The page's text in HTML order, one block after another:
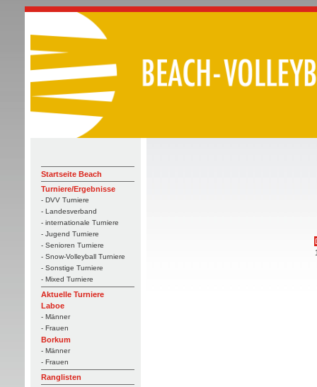
Startseite Beach
Turniere/Ergebnisse
- DVV Turniere
- Landesverband
- internationale Turniere
- Jugend Turniere
- Senioren Turniere
- Snow-Volleyball Turniere
- Sonstige Turniere
- Mixed Turniere
Aktuelle Turniere
Laboe
- Männer
- Frauen
Borkum
- Männer
- Frauen
Ranglisten